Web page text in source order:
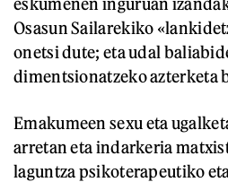
Osasun Sailarekiko
onetsi dute; eta udal
dimentsionatzeko azterketa
Emakumeen sexu eta
arretan eta indarkeria
laguntza psikoterapeutiko